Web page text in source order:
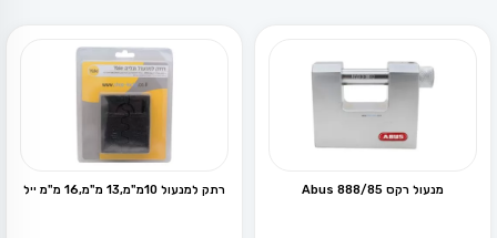
מנעול רקס 85/Abus 888 רתק למנעול 10מ"מ,13 מ"מ,16 מ"מ ייל